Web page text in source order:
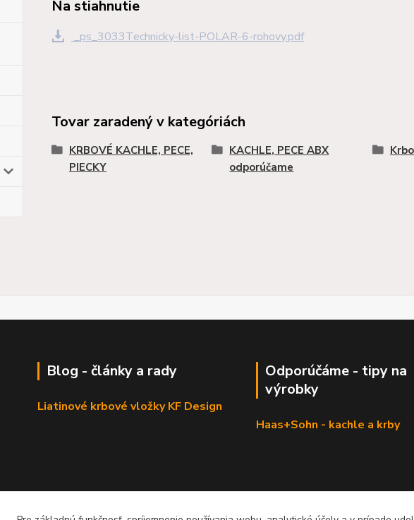
Na stiahnutie
_ps_3033Technicky-list-POLAR-6-rohovy.pdf
Tovar zaradený v kategóriách
KRBOVÉ KACHLE, PECE,
PIECKY
KACHLE, PECE ABX
odporúčame
Blog - články a rady
Liatinové krbové vložky KF Design
Odporúčáme - tipy na
výrobky
Haas+Sohn - kachle a krby